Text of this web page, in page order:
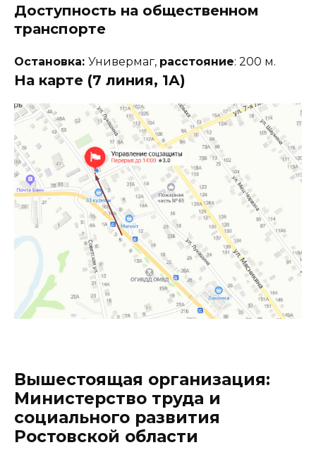
Доступность на общественном
транспорте
Остановка: Универмаг, расстояние: 200 м.
На карте (7 линия, 1А)
Вышестоящая организация:
Министерство труда и
социального развития
Ростовской области